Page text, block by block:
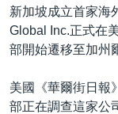
新加坡成立首家海
Global Inc.正式在
部開始遷移至加州
美國《華爾街日報
部正在調查這家公